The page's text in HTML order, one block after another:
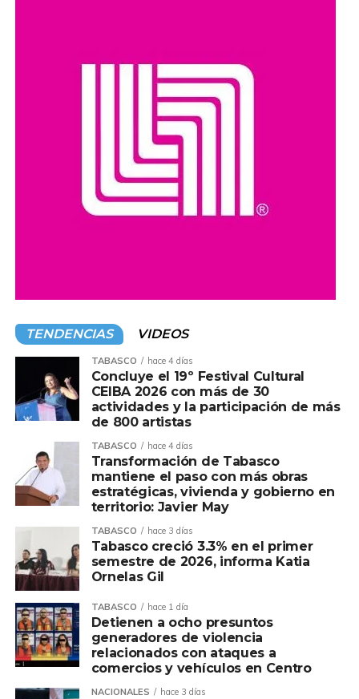
sacrificios masivos.
Organizaciones y ciudadanos han pedido que las
investigaciones se realicen con transparencia y que, en
caso de confirmarse irregularidades, se determinen las
responsabilidades conforme a la legislación vigente.
TENDENCIAS VIDEOS
TABASCO hace 4 días
Concluye el 19º Festival Cultural
CEIBA 2026 con más de 30
actividades y la participación de más
de 800 artistas
TABASCO hace 4 días
Transformación de Tabasco
mantiene el paso con más obras
estratégicas, vivienda y gobierno en
territorio: Javier May
TABASCO hace 3 días
Tabasco creció 3.3% en el primer
semestre de 2026, informa Katia
Ornelas Gil
TABASCO hace 1 día
Detienen a ocho presuntos
generadores de violencia
relacionados con ataques a
comercios y vehículos en Centro
NACIONALES hace 3 días